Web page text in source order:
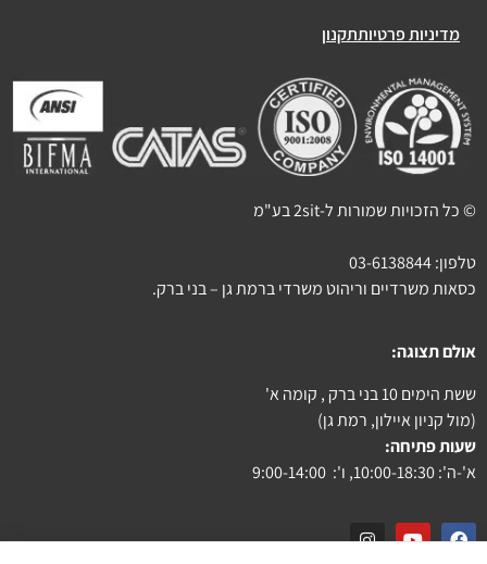
מדיניות פרטיותתקנון
© כל הזכויות שמורות ל-2sit בע"מ
טלפון:03-6138844
כסאות משרדיים וריהוט משרדי ברמת גן – בני ברק.
אולם תצוגה:
ששת הימים 10 בני ברק , קומה א'
(מול קניון איילון, רמת גן)
שעות פתיחה:
א'-ה': 10:00-18:30, ו': 9:00-14:00